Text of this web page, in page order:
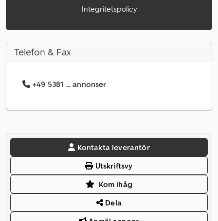
Integritetspolicy
Telefon & Fax
+49 5381 ... annonser
Kontakta leverantör
Utskriftsvy
Kom ihåg
Dela